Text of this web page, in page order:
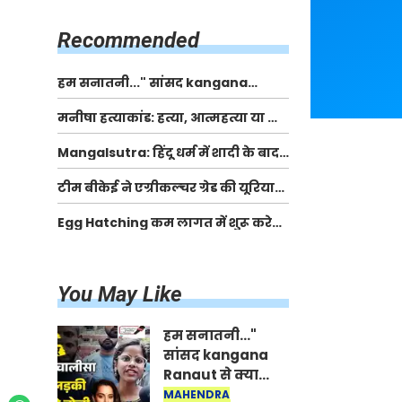
Recommended
हम सनातनी..." सांसद kangana
Ranaut से क्या बोली लड़की? Viral
Jantar-Mantar | CJP protest
मनीषा हत्याकांड: हत्या, आत्महत्या या कोई बड़ा राज?
| Full Story | Josh Haryana
Mangalsutra: हिंदू धर्म में शादी के बाद
मंगलसूत्र क्यों पहनती है महिलाएं, किसने
शुरु की ये परंपरा
टीम बीकेई ने एग्रीकल्चर ग्रेड की यूरिया
खाद गट्टों में बदलकर टेक्निकल ग्रेड में
बेचने वालों पर करवाई कार्रवाई:
Egg Hatching कम लागत में शुरू करे
You May Like
हम सनातनी..."
सांसद kangana
Ranaut से क्या
बोली लड़की? Viral
MAHENDRA